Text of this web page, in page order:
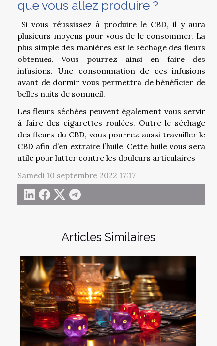
Articles Similaires
que vous allez produire ?
Si vous réussissez à produire le CBD, il y aura
plusieurs moyens pour vous de le consommer. La
plus simple des manières est le séchage des fleurs
obtenues. Vous pourrez ainsi en faire des
infusions. Une consommation de ces infusions
avant de dormir vous permettra de bénéficier de
belles nuits de sommeil.
Les fleurs séchées peuvent également vous servir
à faire des cigarettes roulées. Outre le séchage
des fleurs du CBD, vous pourrez aussi travailler le
CBD afin d’en extraire l’huile. Cette huile vous sera
utile pour lutter contre les douleurs articulaires
Samedi 10 septembre 2022 17:17